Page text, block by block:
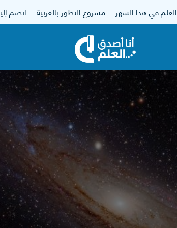
العلم في هذا الشهر مشروع التطور بالعربية انضم